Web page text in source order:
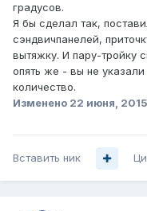
градусов.
Я бы сделал так,
сэндвичпанелей,
вытяжку. И пару-тройку
опять же - вы не
количество.
Изменено 22 июня, 2015
Вставить ник